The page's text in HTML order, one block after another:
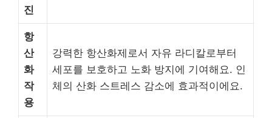
진
항
산
화
작
용
강력한 항산화제로서 자유 라디칼로부터
세포를 보호하고 노화 방지에 기여해요. 인
체의 산화 스트레스 감소에 효과적이에요.